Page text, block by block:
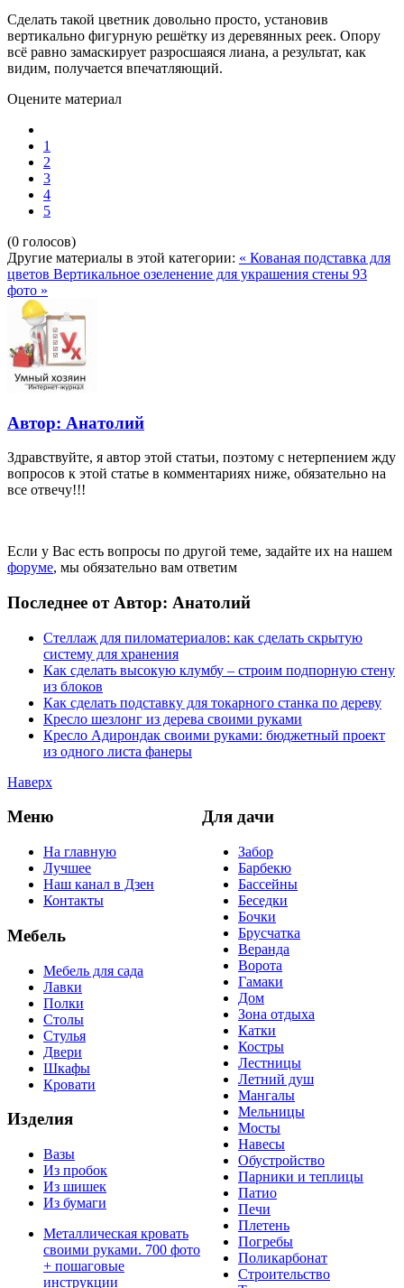
Сделать такой цветник довольно просто, установив
вертикально фигурную решётку из деревянных реек. Опору
всё равно замаскирует разросшаяся лиана, а результат, как
видим, получается впечатляющий.
Оцените материал
1
2
3
4
5
(0 голосов)
Другие материалы в этой категории: « Кованая подставка для
цветов Вертикальное озеленение для украшения стены 93
фото »
Автор: Анатолий
Здравствуйте, я автор этой статьи, поэтому с нетерпением жду
вопросов к этой статье в комментариях ниже, обязательно на
все отвечу!!!
Если у Вас есть вопросы по другой теме, задайте их на нашем
форуме, мы обязательно вам ответим
Последнее от Автор: Анатолий
Стеллаж для пиломатериалов: как сделать скрытую
систему для хранения
Как сделать высокую клумбу – строим подпорную стену
из блоков
Как сделать подставку для токарного станка по дереву
Кресло шезлонг из дерева своими руками
Кресло Адирондак своими руками: бюджетный проект
из одного листа фанеры
Наверх
Меню
На главную
Лучшее
Наш канал в Дзен
Контакты
Мебель
Мебель для сада
Лавки
Полки
Столы
Стулья
Двери
Шкафы
Кровати
Изделия
Вазы
Из пробок
Из шишек
Из бумаги
Металлическая кровать
своими руками. 700 фото
+ пошаговые
инструкции
Для дачи
Забор
Барбекю
Бассейны
Беседки
Бочки
Брусчатка
Веранда
Ворота
Гамаки
Дом
Зона отдыха
Катки
Костры
Лестницы
Летний душ
Мангалы
Мельницы
Мосты
Навесы
Обустройство
Парники и теплицы
Патио
Печи
Плетень
Погребы
Поликарбонат
Строительство